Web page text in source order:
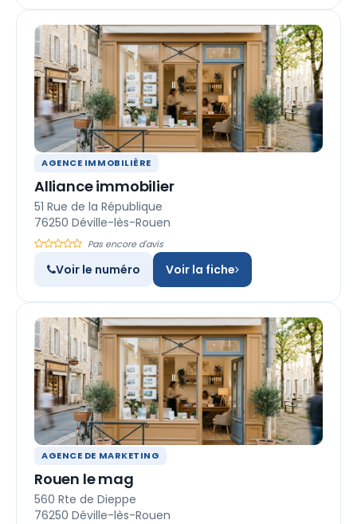
AGENCE IMMOBILIÈRE
Alliance immobilier
51 Rue de la République
76250 Déville-lès-Rouen
Pas encore d'avis
Voir le numéro Voir la fiche
AGENCE DE MARKETING
Rouen le mag
560 Rte de Dieppe
76250 Déville-lès-Rouen